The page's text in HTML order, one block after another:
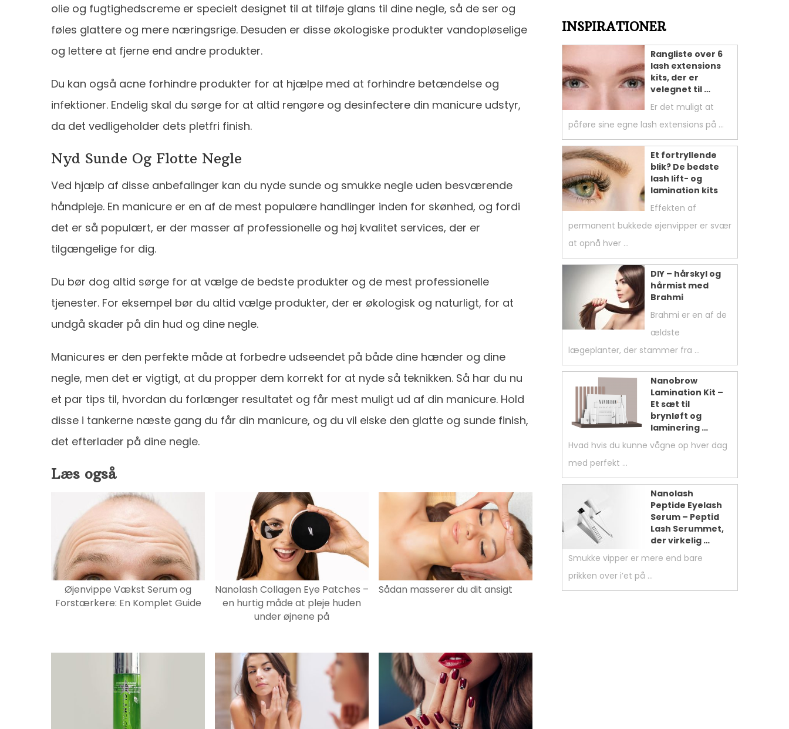
olie og fugtighedscreme er specielt designet til at tilføje glans til dine negle, så de ser og
føles glattere og mere næringsrige. Desuden er disse økologiske produkter vandopløselige
og lettere at fjerne end andre produkter.
Du kan også acne forhindre produkter for at hjælpe med at forhindre betændelse og
infektioner. Endelig skal du sørge for at altid rengøre og desinfectere din manicure udstyr,
da det vedligeholder dets pletfri finish.
Nyd Sunde Og Flotte Negle
Ved hjælp af disse anbefalinger kan du nyde sunde og smukke negle uden besværende
håndpleje. En manicure er en af ​​de mest populære handlinger inden for skønhed, og fordi
det er så populært, er der masser af professionelle og høj kvalitet services, der er
tilgængelige for dig.
Du bør dog altid sørge for at vælge de bedste produkter og de mest professionelle
tjenester. For eksempel bør du altid vælge produkter, der er økologisk og naturligt, for at
undgå skader på din hud og dine negle.
Manicures er den perfekte måde at forbedre udseendet på både dine hænder og dine
negle, men det er vigtigt, at du propper dem korrekt for at nyde så teknikken. Så har du nu
et par tips til, hvordan du forlænger resultatet og får mest muligt ud af din manicure. Hold
disse i tankerne næste gang du får din manicure, og du vil elske den glatte og sunde finish,
det efterlader på dine negle.
Læs også
Øjenvippe Vækst Serum og
Forstærkere: En Komplet Guide
Nanolash Collagen Eye Patches –
en hurtig måde at pleje huden
under øjnene på
Sådan masserer du dit ansigt
INSPIRATIONER
Rangliste over 6
lash extensions
kits, der er
velegnet til …
Er det muligt at
påføre sine egne lash extensions på …
Et fortryllende
blik? De bedste
lash lift- og
lamination kits
Effekten af
permanent bukkede øjenvipper er svær
at opnå hver …
DIY – hårskyl og
hårmist med
Brahmi
Brahmi er en af ​​de
ældste
lægeplanter, der stammer fra …
Nanobrow
Lamination Kit –
Et sæt til
brynløft og
laminering …
Hvad hvis du kunne vågne op hver dag
med perfekt …
Nanolash
Peptide Eyelash
Serum – Peptid
Lash Serummet,
der virkelig …
Smukke vipper er mere end bare
prikken over i’et på …